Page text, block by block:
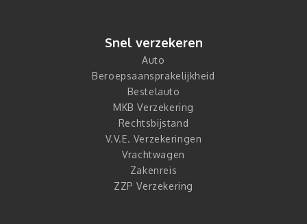
Snel verzekeren
Auto
Beroepsaansprakelijkheid
Bestelauto
MKB Verzekering
Rechtsbijstand
V.V.E. Verzekeringen
Vrachtwagen
Zakenreis
ZZP Verzekering